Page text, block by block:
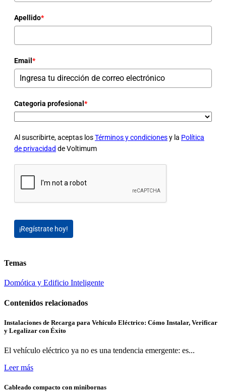
Apellido*
Email *
Categoria profesional *
Al suscribirte, aceptas losTérminos y condicionesy la Política
de privacidad de Voltimum
¡Regístrate hoy!
Temas
Domótica y Edificio Inteligente
Contenidos relacionados
Instalaciones de Recarga para Vehículo Eléctrico: Cómo Instalar, Verificar
y Legalizar con Éxito
El vehículo eléctrico ya no es una tendencia emergente: es...
Leer más
Cableado compacto con minibornas